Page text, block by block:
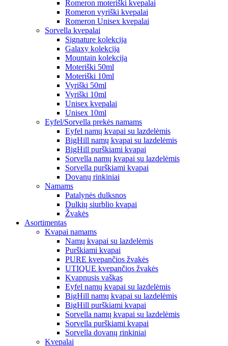
Romeron moteriški kvepalai
Romeron vyriški kvepalai
Romeron Unisex kvepalai
Sorvella kvepalai
Signature kolekcija
Galaxy kolekcija
Mountain kolekcija
Moteriški 50ml
Moteriški 10ml
Vyriški 50ml
Vyriški 10ml
Unisex kvepalai
Unisex 10ml
Eyfel/Sorvella prekės namams
Eyfel namų kvapai su lazdelėmis
BigHill namų kvapai su lazdelėmis
BigHill purškiami kvapai
Sorvella namų kvapai su lazdelėmis
Sorvella purškiami kvapai
Dovanų rinkiniai
Namams
Patalynės dulksnos
Dulkių siurblio kvapai
Žvakės
Asortimentas
Kvapai namams
Namų kvapai su lazdelėmis
Purškiami kvapai
PURE kvepančios žvakės
UTIQUE kvepančios žvakės
Kvapnusis vaškas
Eyfel namų kvapai su lazdelėmis
BigHill namų kvapai su lazdelėmis
BigHill purškiami kvapai
Sorvella namų kvapai su lazdelėmis
Sorvella purškiami kvapai
Sorvella dovanų rinkiniai
Kvepalai